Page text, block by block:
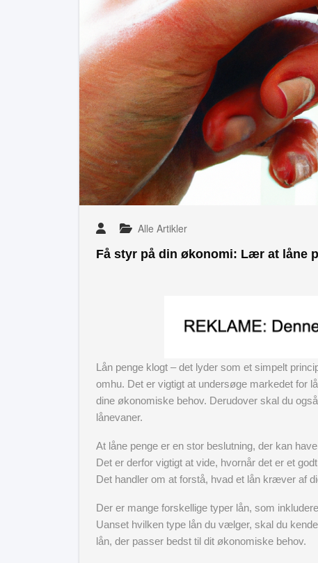
Alle Artikler
Få styr på din økonomi: Lær at låne
Lån penge klogt – det lyder som et simpelt
omhu. Det er vigtigt at undersøge markedet for
dine økonomiske behov. Derudover skal du
lånevaner.
At låne penge er en stor beslutning, der kan
Det er derfor vigtigt at vide, hvornår det er et
Det handler om at forstå, hvad et lån kræver af
Der er mange forskellige typer lån, som
Uanset hvilken type lån du vælger, skal du
lån, der passer bedst til dit økonomiske behov.